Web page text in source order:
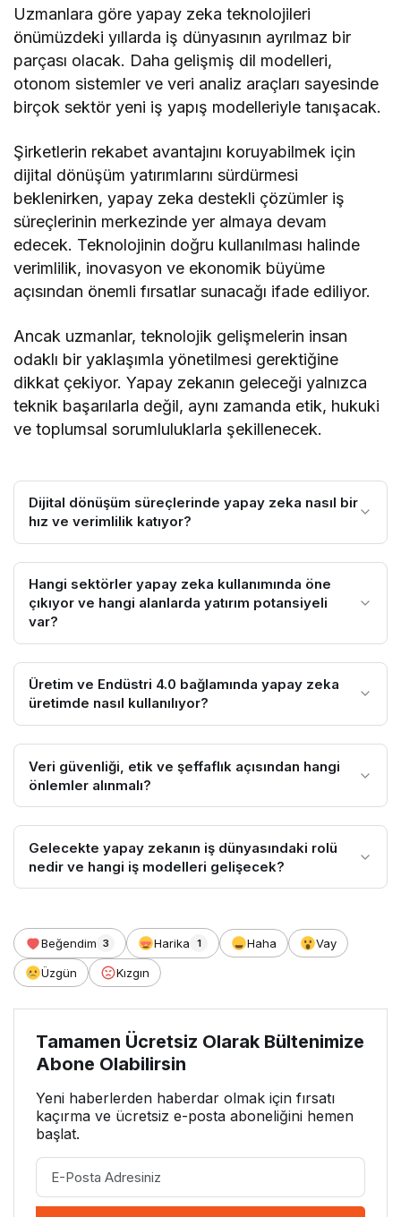
Uzmanlara göre yapay zeka teknolojileri
önümüzdeki yıllarda iş dünyasının ayrılmaz bir
parçası olacak. Daha gelişmiş dil modelleri,
otonom sistemler ve veri analiz araçları sayesinde
birçok sektör yeni iş yapış modelleriyle tanışacak.
Şirketlerin rekabet avantajını koruyabilmek için
dijital dönüşüm yatırımlarını sürdürmesi
beklenirken, yapay zeka destekli çözümler iş
süreçlerinin merkezinde yer almaya devam
edecek. Teknolojinin doğru kullanılması halinde
verimlilik, inovasyon ve ekonomik büyüme
açısından önemli fırsatlar sunacağı ifade ediliyor.
Ancak uzmanlar, teknolojik gelişmelerin insan
odaklı bir yaklaşımla yönetilmesi gerektiğine
dikkat çekiyor. Yapay zekanın geleceği yalnızca
teknik başarılarla değil, aynı zamanda etik, hukuki
ve toplumsal sorumluluklarla şekillenecek.
Dijital dönüşüm süreçlerinde yapay zeka nasıl bir
hız ve verimlilik katıyor?
Hangi sektörler yapay zeka kullanımında öne
çıkıyor ve hangi alanlarda yatırım potansiyeli
var?
Üretim ve Endüstri 4.0 bağlamında yapay zeka
üretimde nasıl kullanılıyor?
Veri güvenliği, etik ve şeffaflık açısından hangi
önlemler alınmalı?
Gelecekte yapay zekanın iş dünyasındaki rolü
nedir ve hangi iş modelleri gelişecek?
Beğendim 3 Harika 1 Haha Vay
Üzgün Kızgın
Tamamen Ücretsiz Olarak Bültenimize
Abone Olabilirsin
Yeni haberlerden haberdar olmak için fırsatı
kaçırma ve ücretsiz e-posta aboneliğini hemen
başlat.